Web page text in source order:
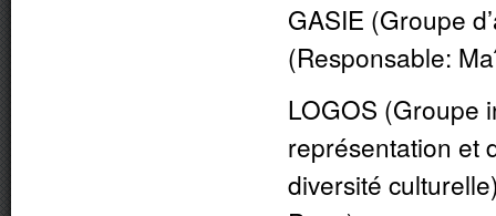
GASIE (Groupe
(Responsable:
LOGOS (Groupe
représentation et
diversité